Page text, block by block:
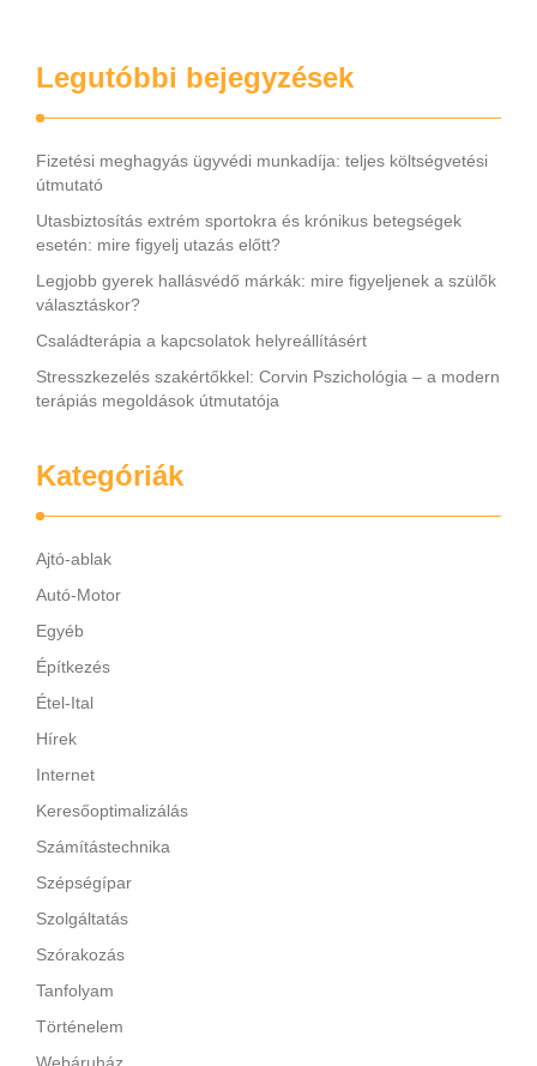
Legutóbbi bejegyzések
Fizetési meghagyás ügyvédi munkadíja: teljes költségvetési
útmutató
Utasbiztosítás extrém sportokra és krónikus betegségek
esetén: mire figyelj utazás előtt?
Legjobb gyerek hallásvédő márkák: mire figyeljenek a szülők
választáskor?
Családterápia a kapcsolatok helyreállításért
Stresszkezelés szakértőkkel: Corvin Pszichológia – a modern
terápiás megoldások útmutatója
Kategóriák
Ajtó-ablak
Autó-Motor
Egyéb
Építkezés
Étel-Ital
Hírek
Internet
Keresőoptimalizálás
Számítástechnika
Szépségípar
Szolgáltatás
Szórakozás
Tanfolyam
Történelem